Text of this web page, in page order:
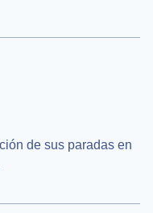
de sus paradas en